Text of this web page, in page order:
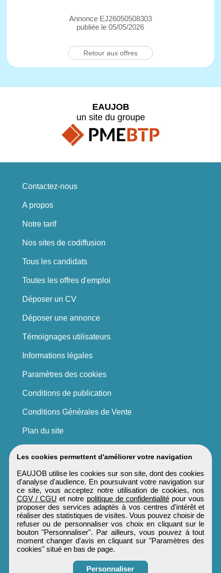
Annonce EJ26050508303
publiée le 05/05/2026
Retour aux offres
Les cookies permettent d'améliorer votre navigation
EAUJOB utilise les cookies sur son site, dont des cookies
d'analyse d'audience. En poursuivant votre navigation sur
ce site, vous acceptez notre utilisation de cookies, nos
CGV / CGU et notre politique de confidentialité pour vous
proposer des services adaptés à vos centres d'intérêt et
réaliser des statistiques de visites. Vous pouvez choisir de
refuser ou de personnaliser vos choix en cliquant sur le
bouton "Personnaliser". Par ailleurs, vous pouvez à tout
moment changer d'avis en cliquant sur "Paramètres des
cookies" situé en bas de page.
Personnaliser
EAUJOB
un site du groupe
Contactez-nous
A propos
Notre tarif
Nos sites de codiffusion
Tous les candidats
Toutes les offres d'emploi
Déposer un CV
Déposer une annonce
Témoignages utilisateurs
Informations légales
Paramètres des cookies
Conditions de publication
Conditions Générales de Vente
Plan du site